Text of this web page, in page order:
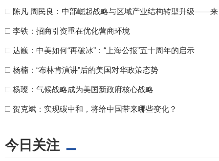
□ 陈凡 周民良：中部崛起战略与区域产业结构转型升级——
□ 李铁：招商引资重在优化营商环境
□ 达巍：中美如何“再破冰”：“上海公报”五十周年的启示
□ 杨楠：“布林肯演讲”后的美国对华政策态势
□ 杨璨：气候战略成为美国新政府核心战略
□ 贺克斌：实现碳中和，将给中国带来哪些变化？
今日关注